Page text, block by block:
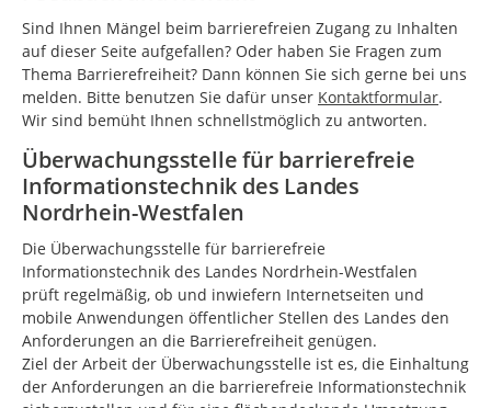
Sind Ihnen Mängel beim barrierefreien Zugang zu Inhalten
auf dieser Seite aufgefallen? Oder haben Sie Fragen zum
Thema Barrierefreiheit? Dann können Sie sich gerne bei uns
melden. Bitte benutzen Sie dafür unser Kontaktformular.
Wir sind bemüht Ihnen schnellstmöglich zu antworten.
Überwachungsstelle für barrierefreie
Informationstechnik des Landes
Nordrhein-Westfalen
Die Überwachungsstelle für barrierefreie
Informationstechnik des Landes Nordrhein-Westfalen
prüft regelmäßig, ob und inwiefern Internetseiten und
mobile Anwendungen öffentlicher Stellen des Landes den
Anforderungen an die Barrierefreiheit genügen.
Ziel der Arbeit der Überwachungsstelle ist es, die Einhaltung
der Anforderungen an die barrierefreie Informationstechnik